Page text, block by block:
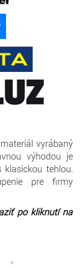
vyrábaný
výhodou je
tehlou.
pre firmy
po kliknutí na